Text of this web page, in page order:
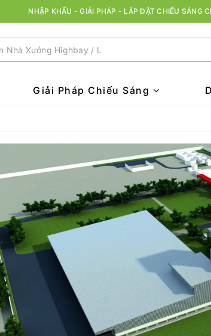
NHẬP KHẨU - GIẢI PHÁP - LẮP ĐẶT CHIẾU SÁNG
Giải Pháp Chiếu Sáng